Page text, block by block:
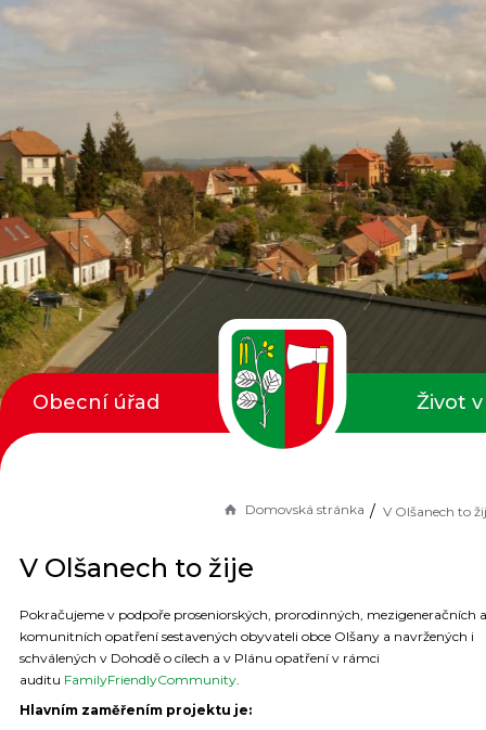
Domovská stránka V Olšanech to
V Olšanech to žije
Pokračujeme v podpoře proseniorských, prorodinných, mezigeneračních a
komunitních opatření sestavených obyvateli obce Olšany a navržených i
schválených v Dohodě o cílech a v Plánu opatření v rámci
auditu FamilyFriendlyCommunity
Hlavním zaměřením projektu je:
Obecní úřad Život